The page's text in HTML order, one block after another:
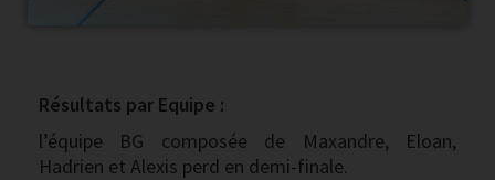
Résultats par Equipe :
l’équipe BG composée de Maxandre, Eloan,
Hadrien et Alexis perd en demi-finale.